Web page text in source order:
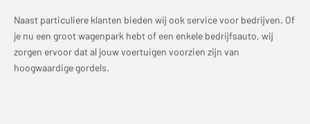
Naast particuliere klanten bieden wij ook service voor bedrijven. Of
je nu een groot wagenpark hebt of een enkele bedrijfsauto, wij
zorgen ervoor dat al jouw voertuigen voorzien zijn van
hoogwaardige gordels.